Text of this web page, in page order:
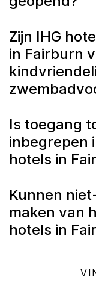
Zijn IHG
in Fairburn
Is toegang
inbegrepen
hotels in
Kunnen
maken van
hotels in